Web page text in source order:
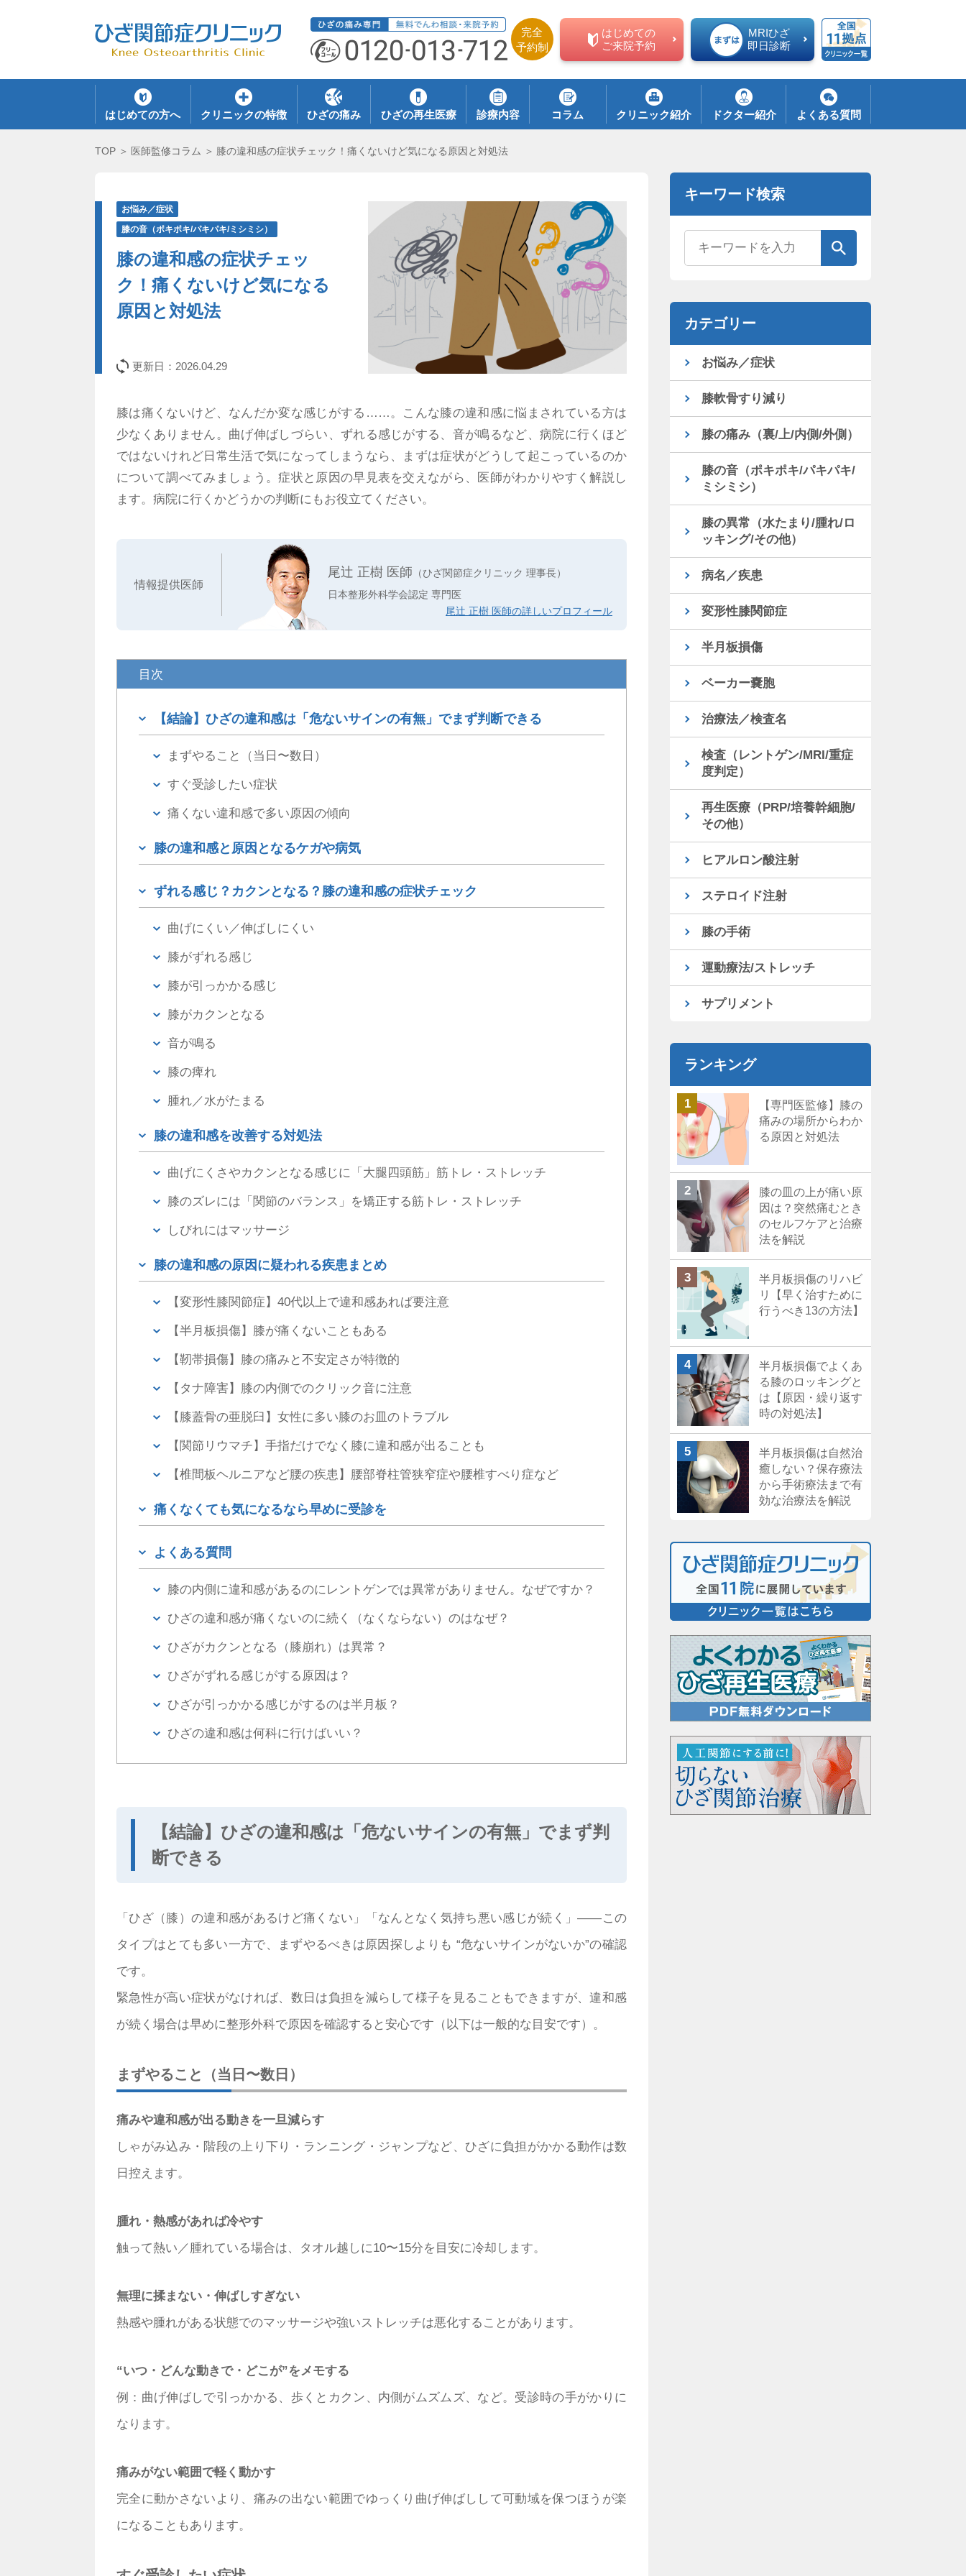
完全
予約制
はじめての
ご来院予約
MRIひざ
即日診断
はじめての方へ クリニックの特徴 ひざの痛み ひざの再生医療 診療内容 コラム クリニック紹介 ドクター紹介 よくある質問
TOP 医師監修コラム 膝の違和感の症状チェック！痛くないけど気になる原因と対処法
お悩み／症状
膝の音（ポキポキ/パキパキ/ミシミシ）
膝の違和感の症状チェッ
ク！痛くないけど気になる
原因と対処法
更新日： 2026.04.29
膝は痛くないけど、なんだか変な感じがする……。こんな膝の違和感に悩まされている方は
少なくありません。曲げ伸ばしづらい、ずれる感じがする、音が鳴るなど、病院に行くほど
ではないけれど日常生活で気になってしまうなら、まずは症状がどうして起こっているのか
について調べてみましょう。症状と原因の早見表を交えながら、医師がわかりやすく解説し
ます。病院に行くかどうかの判断にもお役立てください。
情報提供医師
尾辻 正樹 医師 （ひざ関節症クリニック 理事長）
日本整形外科学会認定 専門医
尾辻 正樹 医師の詳しいプロフィール
目次
【結論】ひざの違和感は「危ないサインの有無」でまず判断できる
まずやること（当日〜数日）
すぐ受診したい症状
痛くない違和感で多い原因の傾向
膝の違和感と原因となるケガや病気
ずれる感じ？カクンとなる？膝の違和感の症状チェック
曲げにくい／伸ばしにくい
膝がずれる感じ
膝が引っかかる感じ
膝がカクンとなる
音が鳴る
膝の痺れ
腫れ／水がたまる
膝の違和感を改善する対処法
曲げにくさやカクンとなる感じに「大腿四頭筋」筋トレ・ストレッチ
膝のズレには「関節のバランス」を矯正する筋トレ・ストレッチ
しびれにはマッサージ
膝の違和感の原因に疑われる疾患まとめ
【変形性膝関節症】40代以上で違和感あれば要注意
【半月板損傷】膝が痛くないこともある
【靭帯損傷】膝の痛みと不安定さが特徴的
【タナ障害】膝の内側でのクリック音に注意
【膝蓋骨の亜脱臼】女性に多い膝のお皿のトラブル
【関節リウマチ】手指だけでなく膝に違和感が出ることも
【椎間板ヘルニアなど腰の疾患】腰部脊柱管狭窄症や腰椎すべり症など
痛くなくても気になるなら早めに受診を
よくある質問
膝の内側に違和感があるのにレントゲンでは異常がありません。なぜですか？
ひざの違和感が痛くないのに続く（なくならない）のはなぜ？
ひざがカクンとなる（膝崩れ）は異常？
ひざがずれる感じがする原因は？
ひざが引っかかる感じがするのは半月板？
ひざの違和感は何科に行けばいい？
【結論】ひざの違和感は「危ないサインの有無」でまず判
断できる
「ひざ（膝）の違和感があるけど痛くない」「なんとなく気持ち悪い感じが続く」――この
タイプはとても多い一方で、まずやるべきは原因探しよりも “危ないサインがないか”の確認
です。
緊急性が高い症状がなければ、数日は負担を減らして様子を見ることもできますが、違和感
が続く場合は早めに整形外科で原因を確認すると安心です（以下は一般的な目安です）。
まずやること（当日〜数日）
痛みや違和感が出る動きを一旦減らす
しゃがみ込み・階段の上り下り・ランニング・ジャンプなど、ひざに負担がかかる動作は数
日控えます。
腫れ・熱感があれば冷やす
触って熱い／腫れている場合は、タオル越しに10〜15分を目安に冷却します。
無理に揉まない・伸ばしすぎない
熱感や腫れがある状態でのマッサージや強いストレッチは悪化することがあります。
“いつ・どんな動きで・どこが”をメモする
例：曲げ伸ばしで引っかかる、歩くとカクン、内側がムズムズ、など。受診時の手がかりに
なります。
痛みがない範囲で軽く動かす
完全に動かさないより、痛みの出ない範囲でゆっくり曲げ伸ばしして可動域を保つほうが楽
になることもあります。
キーワード検索
カテゴリー
お悩み／症状
膝軟骨すり減り
膝の痛み（裏/上/内側/外側）
膝の音（ポキポキ/パキパキ/
ミシミシ）
膝の異常（水たまり/腫れ/ロ
ッキング/その他）
病名／疾患
変形性膝関節症
半月板損傷
ベーカー嚢胞
治療法／検査名
検査（レントゲン/MRI/重症
度判定）
再生医療（PRP/培養幹細胞/
その他）
ヒアルロン酸注射
ステロイド注射
膝の手術
運動療法/ストレッチ
サプリメント
ランキング
【専門医監修】膝の
痛みの場所からわか
る原因と対処法
膝の皿の上が痛い原
因は？突然痛むとき
のセルフケアと治療
法を解説
半月板損傷のリハビ
リ【早く治すために
行うべき13の方法】
半月板損傷でよくあ
る膝のロッキングと
は【原因・繰り返す
時の対処法】
半月板損傷は自然治
癒しない？保存療法
から手術療法まで有
効な治療法を解説